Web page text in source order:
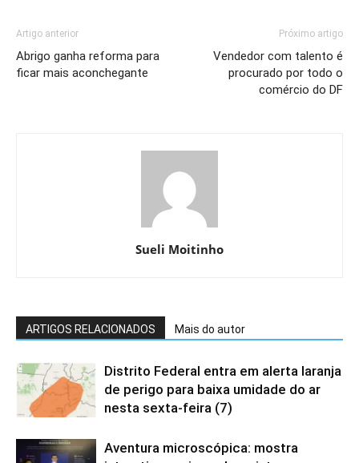
Artigo anterior
Abrigo ganha reforma para
ficar mais aconchegante
Próximo artigo
Vendedor com talento é
procurado por todo o
comércio do DF
Sueli Moitinho
ARTIGOS RELACIONADOS Mais do autor
Distrito Federal entra em alerta laranja
de perigo para baixa umidade do ar
nesta sexta-feira (7)
Aventura microscópica: mostra